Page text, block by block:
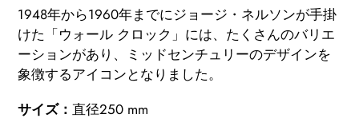
ー
ト
に
商
を
1948年から1960年までにジョージ・ネルソンが手掛
けた「ウォール クロック」には、たくさんのバリエ
ーションがあり、ミッドセンチュリーのデザインを
象徴するアイコンとなりました。
サイズ： 直径250 mm